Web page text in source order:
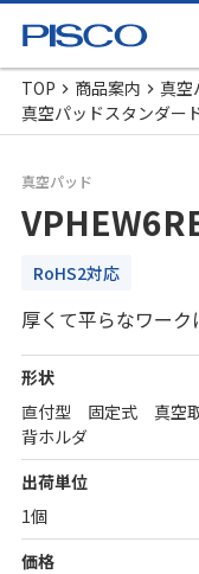
TOP 商品案内
真空
真空パッドスタンダー
真空パッド
RoHS2対応
厚くて平らなワーク
形状
直付型 固定式 真空
背ホルダ
出荷単位
1個
価格